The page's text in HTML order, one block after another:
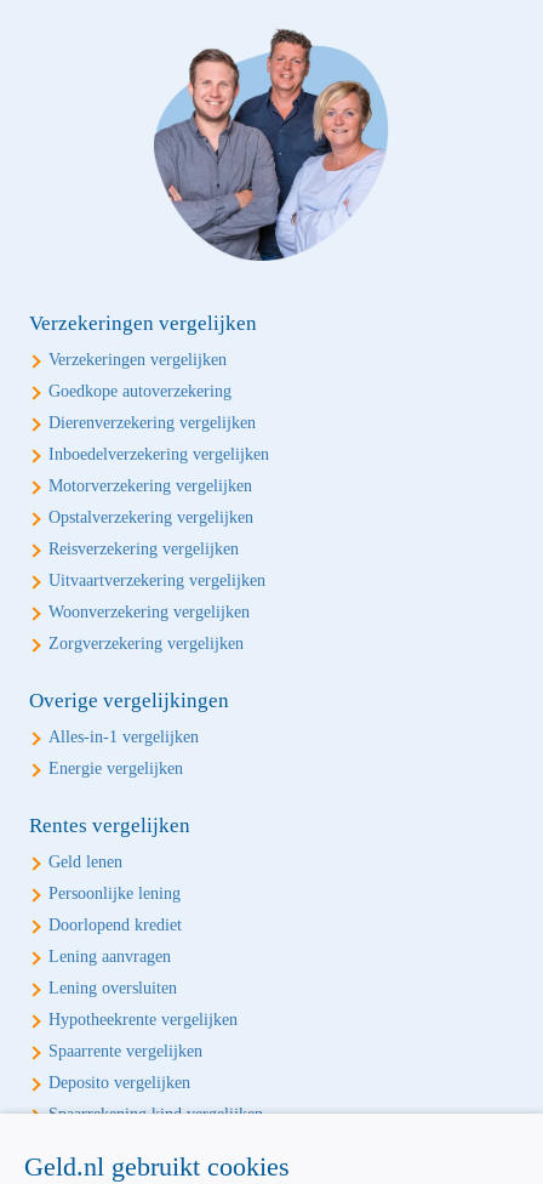
Verzekeringen vergelijken
Verzekeringen vergelijken
Goedkope autoverzekering
Dierenverzekering vergelijken
Inboedelverzekering vergelijken
Motorverzekering vergelijken
Opstalverzekering vergelijken
Reisverzekering vergelijken
Uitvaartverzekering vergelijken
Woonverzekering vergelijken
Zorgverzekering vergelijken
Overige vergelijkingen
Alles-in-1 vergelijken
Energie vergelijken
Rentes vergelijken
Geld lenen
Persoonlijke lening
Doorlopend krediet
Lening aanvragen
Lening oversluiten
Hypotheekrente vergelijken
Spaarrente vergelijken
Deposito vergelijken
Spaarrekening kind vergelijken
Écht onafhankelijk vergelijken
Geld.nl gebruikt cookies